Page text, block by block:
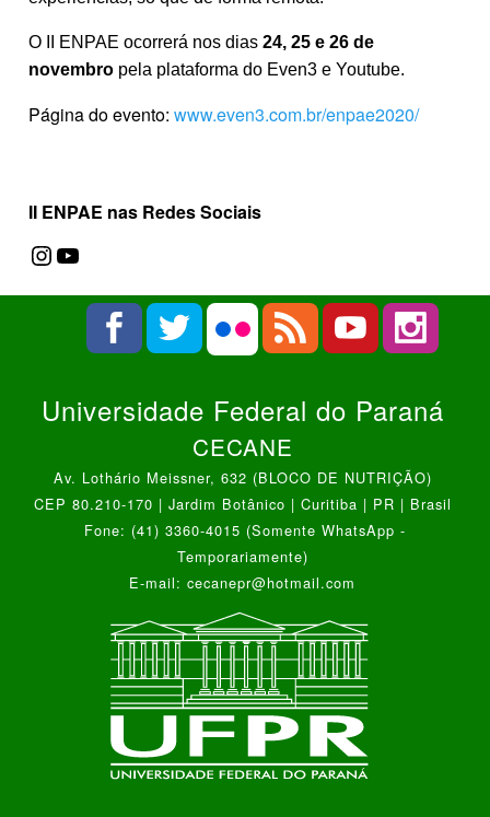
O II ENPAE ocorrerá nos dias 24, 25 e 26 de
novembro pela plataforma do Even3 e Youtube.
Página do evento: www.even3.com.br/enpae2020/
II ENPAE nas Redes Sociais
Universidade Federal do Paraná
CECANE
Av. Lothário Meissner, 632 (BLOCO DE NUTRIÇÃO)
CEP 80.210-170 | Jardim Botânico | Curitiba | PR | Brasil
Fone: (41) 3360-4015 (Somente WhatsApp -
Temporariamente)
E-mail: cecanepr@hotmail.com